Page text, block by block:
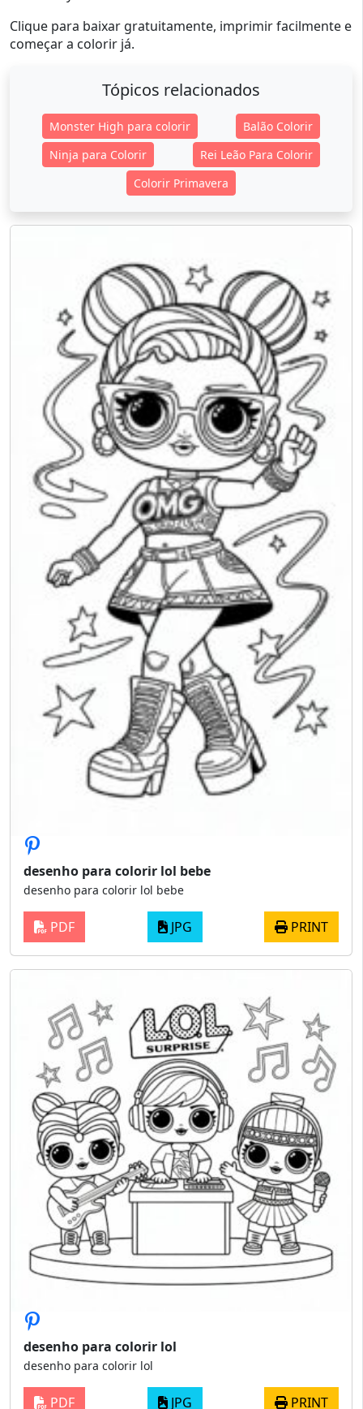
Clique para baixar gratuitamente, imprimir facilmente e
começar a colorir já.
Tópicos relacionados
Monster High para colorir
Balão Colorir
Ninja para Colorir
Rei Leão Para Colorir
Colorir Primavera
desenho para colorir lol bebe
desenho para colorir lol bebe
PDF JPG PRINT
desenho para colorir lol
desenho para colorir lol
PDF JPG PRINT